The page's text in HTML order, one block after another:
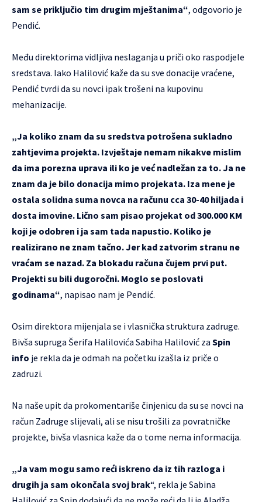
sam se priključio tim drugim mještanima“, odgovorio je
Pendić.
Među direktorima vidljiva neslaganja u priči oko raspodjele
sredstava. Iako Halilović kaže da su sve donacije vraćene,
Pendić tvrdi da su novci ipak trošeni na kupovinu
mehanizacije.
„Ja koliko znam da su sredstva potrošena sukladno
zahtjevima projekta. Izvještaje nemam nikakve mislim
da ima porezna uprava ili ko je već nadležan za to. Ja ne
znam da je bilo donacija mimo projekata. Iza mene je
ostala solidna suma novca na računu cca 30-40 hiljada i
dosta imovine. Lično sam pisao projekat od 300.000 KM
koji je odobren i ja sam tada napustio. Koliko je
realizirano ne znam tačno. Jer kad zatvorim stranu ne
vraćam se nazad. Za blokadu računa čujem prvi put.
Projekti su bili dugoročni. Moglo se poslovati
godinama“, napisao nam je Pendić.
Osim direktora mijenjala se i vlasnička struktura zadruge.
Bivša supruga Šerifa Halilovića Sabiha Halilović za Spin
info je rekla da je odmah na početku izašla iz priče o
zadruzi.
Na naše upit da prokomentariše činjenicu da su se novci na
račun Zadruge slijevali, ali se nisu trošili za povratničke
projekte, bivša vlasnica kaže da o tome nema informacija.
„Ja vam mogu samo reći iskreno da iz tih razloga i
drugih ja sam okončala svoj brak“, rekla je Sabina